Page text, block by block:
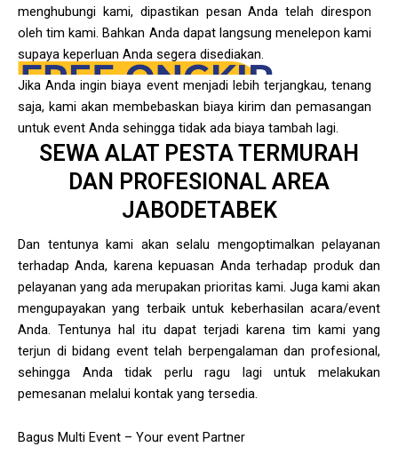
menghubungi kami, dipastikan pesan Anda telah direspon
oleh tim kami. Bahkan Anda dapat langsung menelepon kami
supaya keperluan Anda segera disediakan.
Jika Anda ingin biaya event menjadi lebih terjangkau, tenang
saja, kami akan membebaskan biaya kirim dan pemasangan
untuk event Anda sehingga tidak ada biaya tambah lagi.
SEWA ALAT PESTA TERMURAH
DAN PROFESIONAL AREA
JABODETABEK
Dan tentunya kami akan selalu mengoptimalkan pelayanan
terhadap Anda, karena kepuasan Anda terhadap produk dan
pelayanan yang ada merupakan prioritas kami. Juga kami akan
mengupayakan yang terbaik untuk keberhasilan acara/event
Anda. Tentunya hal itu dapat terjadi karena tim kami yang
terjun di bidang event telah berpengalaman dan profesional,
sehingga Anda tidak perlu ragu lagi untuk melakukan
pemesanan melalui kontak yang tersedia.
Bagus Multi Event – Your event Partner